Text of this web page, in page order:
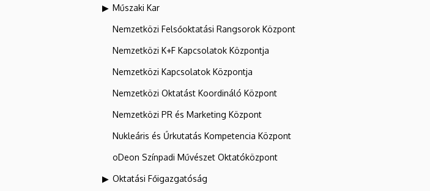
Műszaki Kar
Nemzetközi Felsőoktatási Rangsorok Központ
Nemzetközi K+F Kapcsolatok Központja
Nemzetközi Kapcsolatok Központja
Nemzetközi Oktatást Koordináló Központ
Nemzetközi PR és Marketing Központ
Nukleáris és Űrkutatás Kompetencia Központ
oDeon Színpadi Művészet Oktatóközpont
Oktatási Főigazgatóság